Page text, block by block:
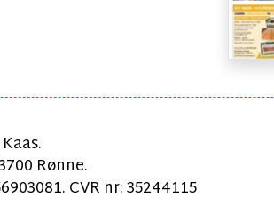
Rønne.
CVR nr: 35244115